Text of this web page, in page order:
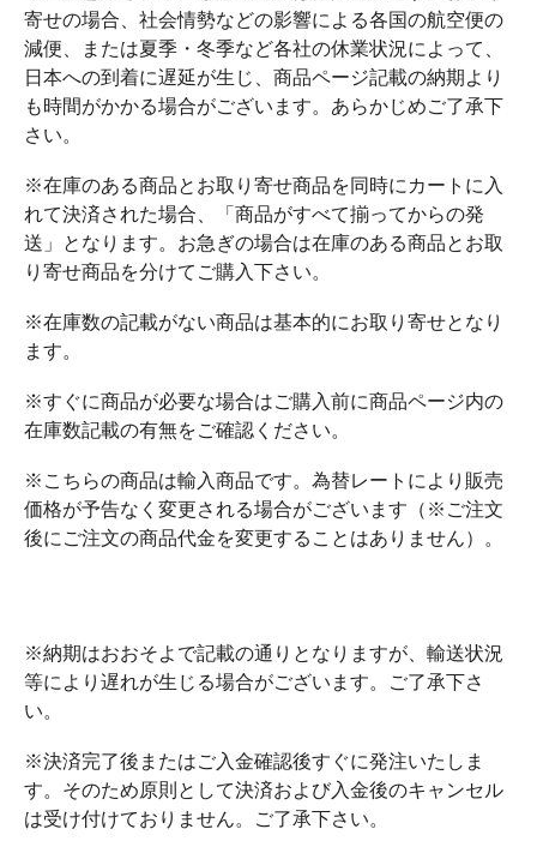
寄せの場合、社会情勢などの影響による各国の航空便の
減便、または夏季・冬季など各社の休業状況によって、
日本への到着に遅延が生じ、商品ページ記載の納期より
も時間がかかる場合がございます。あらかじめご了承下
さい。
※在庫のある商品とお取り寄せ商品を同時にカートに入
れて決済された場合、「商品がすべて揃ってからの発
送」となります。お急ぎの場合は在庫のある商品とお取
り寄せ商品を分けてご購入下さい。
※在庫数の記載がない商品は基本的にお取り寄せとなり
ます。
※すぐに商品が必要な場合はご購入前に商品ページ内の
在庫数記載の有無をご確認ください。
※こちらの商品は輸入商品です。為替レートにより販売
価格が予告なく変更される場合がございます（※ご注文
後にご注文の商品代金を変更することはありません）。
※納期はおおそよで記載の通りとなりますが、輸送状況
等により遅れが生じる場合がございます。ご了承下さ
い。
※決済完了後またはご入金確認後すぐに発注いたしま
す。そのため原則として決済および入金後のキャンセル
は受け付けておりません。ご了承下さい。